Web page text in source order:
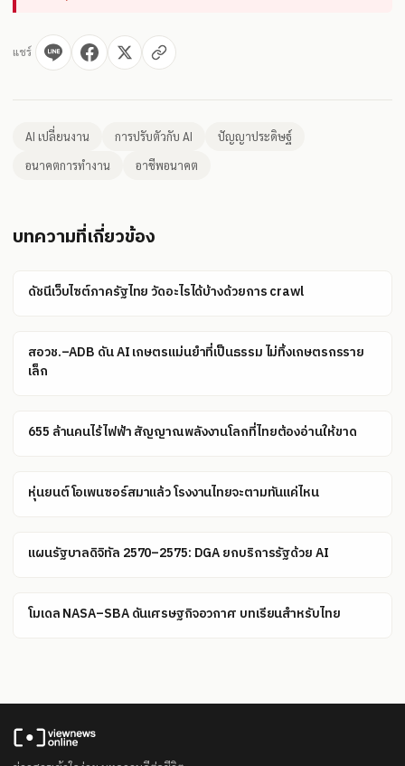
แชร์
AI เปลี่ยนงาน การปรับตัวกับ AI
ปัญญาประดิษฐ์
อนาคตการทำงาน
อาชีพอนาคต
บทความที่เกี่ยวข้อง
ดัชนีเว็บไซต์ภาครัฐไทย วัดอะไรได้บ้างด้วยการ crawl
สอวช.–ADB ดัน AI เกษตรแม่นยำที่เป็นธรรม ไม่ทิ้งเกษตรกรราย
เล็ก
655 ล้านคนไร้ไฟฟ้า สัญญาณพลังงานโลกที่ไทยต้องอ่านให้ขาด
หุ่นยนต์โอเพนซอร์สมาแล้ว โรงงานไทยจะตามทันแค่ไหน
แผนรัฐบาลดิจิทัล 2570–2575: DGA ยกบริการรัฐด้วย AI
โมเดล NASA–SBA ดันเศรษฐกิจอวกาศ บทเรียนสำหรับไทย